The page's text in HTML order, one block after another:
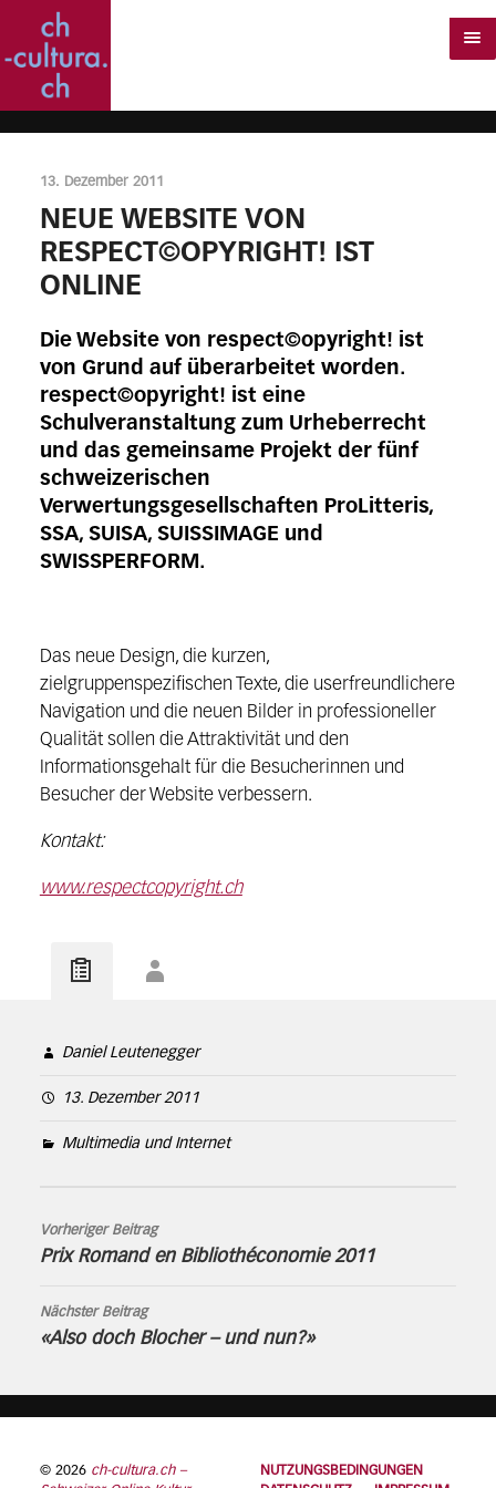
13. Dezember 2011
NEUE WEBSITE VON
RESPECT©OPYRIGHT! IST
ONLINE
Die Website von respect©opyright! ist
von Grund auf überarbeitet worden.
respect©opyright! ist eine
Schulveranstaltung zum Urheberrecht
und das gemeinsame Projekt der fünf
schweizerischen
Verwertungsgesellschaften ProLitteris,
SSA, SUISA, SUISSIMAGE und
SWISSPERFORM.
Das neue Design, die kurzen,
zielgruppenspezifischen Texte, die userfreundlichere
Navigation und die neuen Bilder in professioneller
Qualität sollen die Attraktivität und den
Informationsgehalt für die Besucherinnen und
Besucher der Website verbessern.
Kontakt:
www.respectcopyright.ch
Daniel Leutenegger
13. Dezember 2011
Multimedia und Internet
Vorheriger Beitrag
Prix Romand en Bibliothéconomie 2011
Nächster Beitrag
«Also doch Blocher – und nun?»
© 2026 ch-cultura.ch –
NUTZUNGSBEDINGUNGEN